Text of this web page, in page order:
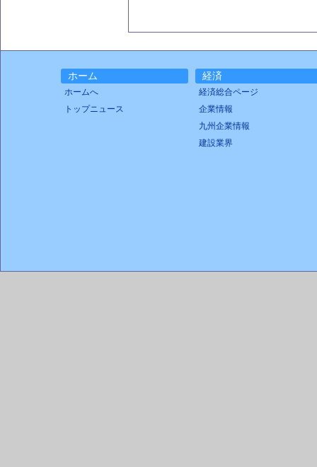
ホーム
ホームへ
トップニュース
経済
経済総合ページ
企業情報
九州企業情報
建設業界